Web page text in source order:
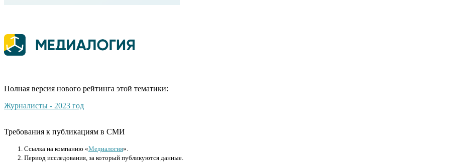
Полная версия нового рейтинга этой тематики:
Журналисты - 2023 год
Требования к публикациям в СМИ
Cсылка на компанию «Медиалогия».
Период исследования, за который публикуются данные.